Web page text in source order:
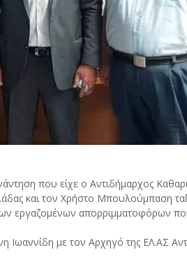
που είχε ο Αντιδήμαρχος
και τον Χρήστο Μπουλούμπαση
εργαζομένων απορριμματοφόρων
Ιωαννίδη με τον Αρχηγό της ΕΛ.ΑΣ